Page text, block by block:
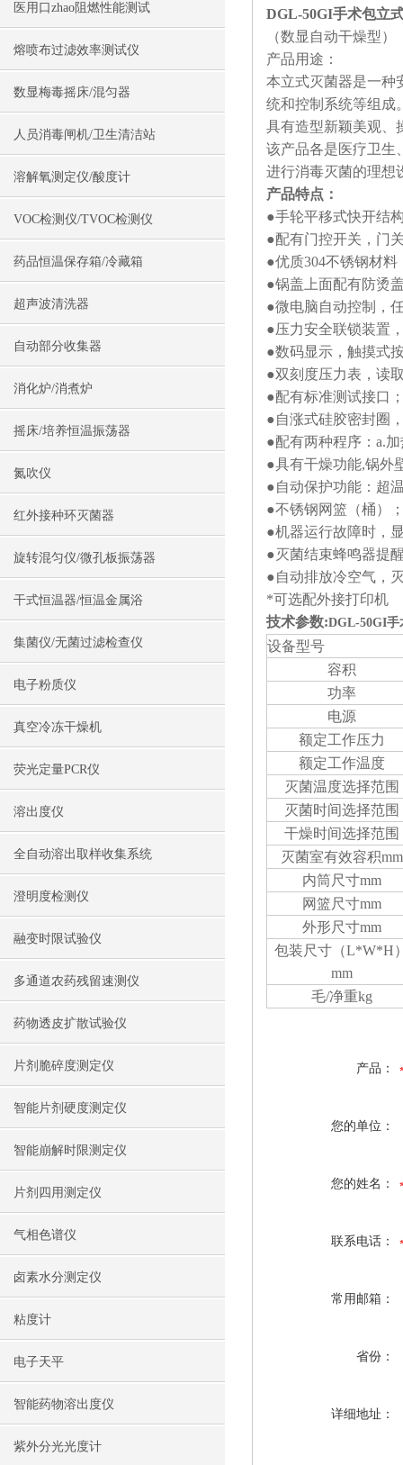
医用口zhao阻燃性能测试
熔喷布过滤效率测试仪
数显梅毒摇床/混匀器
人员消毒闸机/卫生清洁站
溶解氧测定仪/酸度计
VOC检测仪/TVOC检测仪
药品恒温保存箱/冷藏箱
超声波清洗器
自动部分收集器
消化炉/消煮炉
摇床/培养恒温振荡器
氮吹仪
红外接种环灭菌器
旋转混匀仪/微孔板振荡器
干式恒温器/恒温金属浴
集菌仪/无菌过滤检查仪
电子粉质仪
真空冷冻干燥机
荧光定量PCR仪
溶出度仪
全自动溶出取样收集系统
澄明度检测仪
融变时限试验仪
多通道农药残留速测仪
药物透皮扩散试验仪
片剂脆碎度测定仪
智能片剂硬度测定仪
智能崩解时限测定仪
片剂四用测定仪
气相色谱仪
卤素水分测定仪
粘度计
电子天平
智能药物溶出度仪
紫外分光光度计
DGL-50GI手术包立
（数显自动干燥型）
产品用途：
本立式灭菌器是一种
统和控制系统等组成
具有造型新颖美观、
该产品各是医疗卫生
进行消毒灭菌的理想
产品特点：
●手轮平移式快开结
●配有门控开关，门
●优质304不锈钢材料
●锅盖上面配有防烫
●微电脑自动控制，
●压力安全联锁装置
●数码显示，触摸式
●双刻度压力表，读
●配有标准测试接口
●自涨式硅胶密封圈
●配有两种程序：a.
●具有干燥功能,锅外
●自动保护功能：超
●不锈钢网篮（桶）
●机器运行故障时，
●灭菌结束蜂鸣器提
●自动排放冷空气，
*可选配外接打印机
技术参数:DGL-50GI手
设备型号
容积
功率
电源
额定工作压力
额定工作温度
灭菌温度选择范围
灭菌时间选择范围
干燥时间选择范围
灭菌室有效容积mm
内筒尺寸mm
网篮尺寸mm
外形尺寸mm
包装尺寸（L*W*H
mm
毛/净重kg
产品：
您的单位：
您的姓名：
联系电话：
常用邮箱：
省份：
详细地址：